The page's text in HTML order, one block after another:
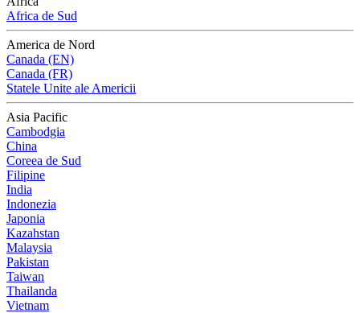
Africa de Sud
America de Nord
Canada (EN)
Canada (FR)
Statele Unite ale Americii
Asia Pacific
Cambodgia
China
Coreea de Sud
Filipine
India
Indonezia
Japonia
Kazahstan
Malaysia
Pakistan
Taiwan
Thailanda
Vietnam